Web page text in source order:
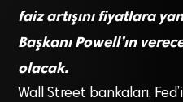
faiz artışını fiyatlara
Başkanı Powell’ın
olacak.
Wall Street bankaları,